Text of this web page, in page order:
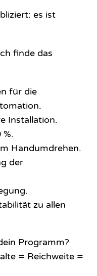
es ist
finde das
für die
Installation.
Handumdrehen.
der
zu allen
Programm?
= Reichweite =